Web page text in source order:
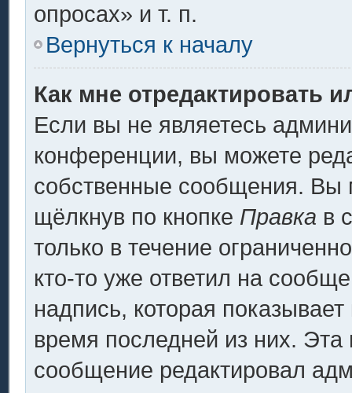
опросах» и т. п.
Вернуться к началу
Как мне отредактировать
Если вы не являетесь
конференции, вы можете
собственные сообщения. Вы
щёлкнув по кнопке Правка в
только в течение
кто-то уже ответил на
надпись, которая
время последней из них.
сообщение редактировал